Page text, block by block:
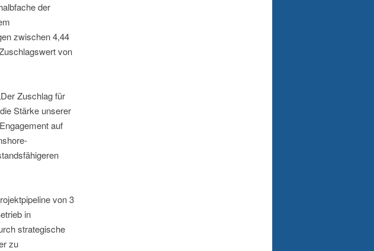
der
zwischen 4,44
von
Zuschlag für
Stärke unserer
auf
von 3
in
strategische
zu